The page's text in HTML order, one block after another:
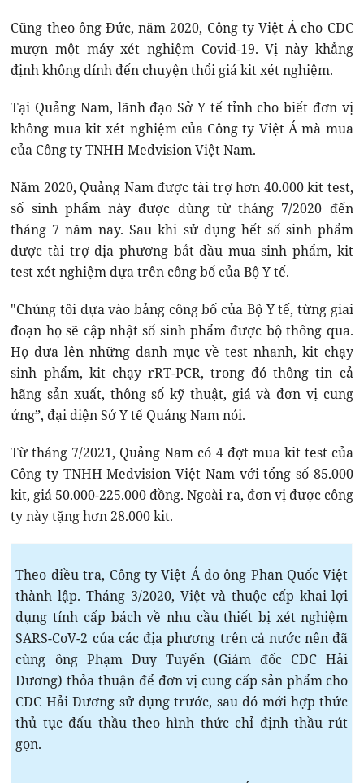
Cũng theo ông Đức, năm 2020, Công ty Việt Á cho CDC
mượn một máy xét nghiệm Covid-19. Vị này khẳng
định không dính đến chuyện thổi giá kit xét nghiệm.
Tại Quảng Nam, lãnh đạo Sở Y tế tỉnh cho biết đơn vị
không mua kit xét nghiệm của Công ty Việt Á mà mua
của Công ty TNHH Medvision Việt Nam.
Năm 2020, Quảng Nam được tài trợ hơn 40.000 kit test,
số sinh phẩm này được dùng từ tháng 7/2020 đến
tháng 7 năm nay. Sau khi sử dụng hết số sinh phẩm
được tài trợ địa phương bắt đầu mua sinh phẩm, kit
test xét nghiệm dựa trên công bố của Bộ Y tế.
"Chúng tôi dựa vào bảng công bố của Bộ Y tế, từng giai
đoạn họ sẽ cập nhật số sinh phẩm được bộ thông qua.
Họ đưa lên những danh mục về test nhanh, kit chạy
sinh phẩm, kit chạy rRT-PCR, trong đó thông tin cả
hãng sản xuất, thông số kỹ thuật, giá và đơn vị cung
ứng”, đại diện Sở Y tế Quảng Nam nói.
Từ tháng 7/2021, Quảng Nam có 4 đợt mua kit test của
Công ty TNHH Medvision Việt Nam với tổng số 85.000
kit, giá 50.000-225.000 đồng. Ngoài ra, đơn vị được công
ty này tặng hơn 28.000 kit.
Theo điều tra, Công ty Việt Á do ông Phan Quốc Việt
thành lập. Tháng 3/2020, Việt và thuộc cấp khai lợi
dụng tính cấp bách về nhu cầu thiết bị xét nghiệm
SARS-CoV-2 của các địa phương trên cả nước nên đã
cùng ông Phạm Duy Tuyến (Giám đốc CDC Hải
Dương) thỏa thuận để đơn vị cung cấp sản phẩm cho
CDC Hải Dương sử dụng trước, sau đó mới hợp thức
thủ tục đấu thầu theo hình thức chỉ định thầu rút
gọn.